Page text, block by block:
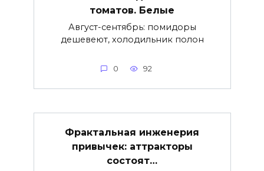
томатов. Белые
Август-сентябрь: помидоры
дешевеют, холодильник полон
0 92
Фрактальная инженерия
привычек: аттракторы
состоят…